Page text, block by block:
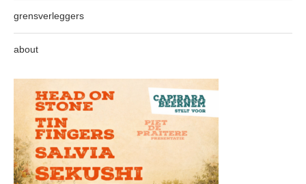
grensverleggers
about